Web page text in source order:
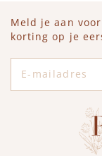
Meld je aan
korting op je